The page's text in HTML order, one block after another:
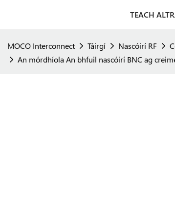
TEACH
MOCO Interconnect Táirgí Nascóirí RF
An mórdhíola An bhfuil nascóirí BNC ag